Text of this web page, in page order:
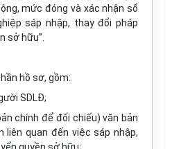
mức đóng và xác nhận sổ
sáp nhập, thay đổi pháp
sở hữu”.
hồ sơ, gồm:
SDLĐ;
chính để đối chiếu) văn bản
liên quan đến việc sáp nhập,